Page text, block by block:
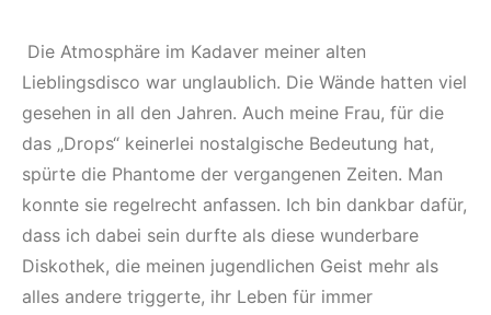
Die Atmosphäre im Kadaver meiner alten
Lieblingsdisco war unglaublich. Die Wände hatten viel
gesehen in all den Jahren. Auch meine Frau, für die
das „Drops“ keinerlei nostalgische Bedeutung hat,
spürte die Phantome der vergangenen Zeiten. Man
konnte sie regelrecht anfassen. Ich bin dankbar dafür,
dass ich dabei sein durfte als diese wunderbare
Diskothek, die meinen jugendlichen Geist mehr als
alles andere triggerte, ihr Leben für immer